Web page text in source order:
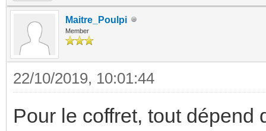
Maitre_Poulpi
Member
22/10/2019, 10:01:44
Pour le coffret, tout dépend